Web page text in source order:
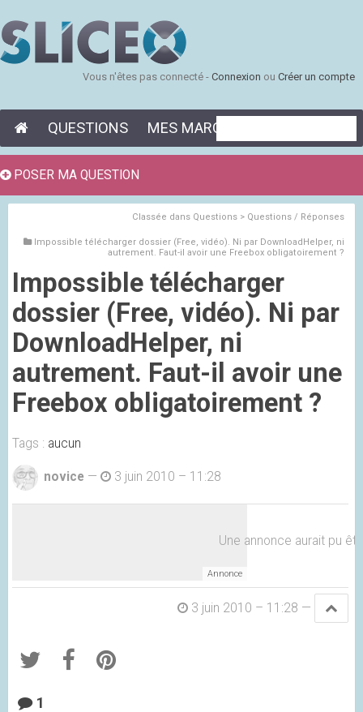
Vous n'êtes pas connecté - Connexion ou Créer un compte
QUESTIONS MES MARQUE-PAGES
Classée dans Questions > Questions / Réponses
Impossible télécharger dossier (Free, vidéo). Ni par DownloadHelper, ni
autrement. Faut-il avoir une Freebox obligatoirement ?
Impossible télécharger
dossier (Free, vidéo). Ni par
DownloadHelper, ni
autrement. Faut-il avoir une
Freebox obligatoirement ?
Tags : aucun
novice — 3 juin 2010 – 11:28
Une annonce aurait pu
3 juin 2010 – 11:28 —
1
POSER MA QUESTION